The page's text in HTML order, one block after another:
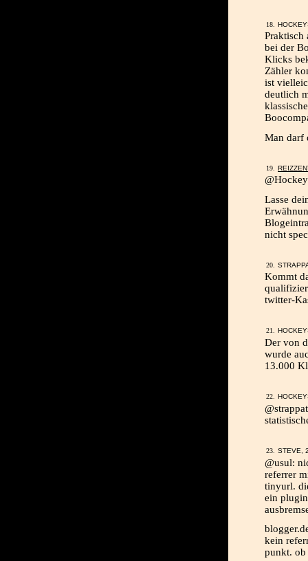
bei der
Klicks
Zähler
ist
deutlich
Man darf
Lasse
nicht
Kommt
twitter-
Der von
wurde
13.000
STEVE,
@usul:
referrer
tinyurl.
ein
kein
punkt.